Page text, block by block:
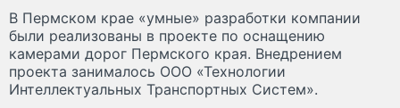
В Пермском крае «умные» разработки компании
были реализованы в проекте по оснащению
камерами дорог Пермского края. Внедрением
проекта занималось ООО «Технологии
Интеллектуальных Транспортных Систем».